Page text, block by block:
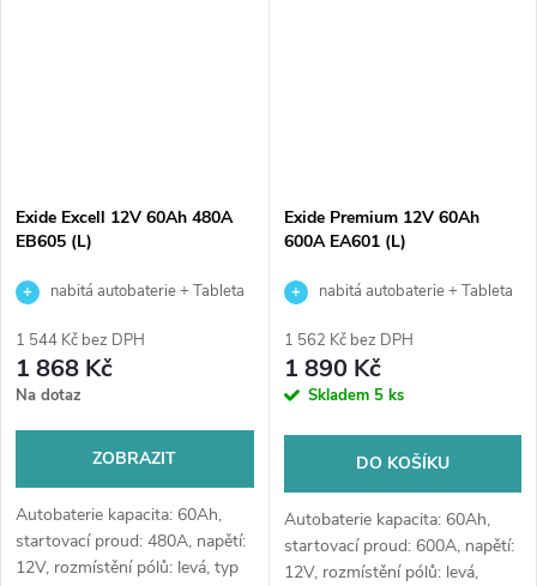
Exide Excell 12V 60Ah 480A
EB605 (L)
nabitá autobaterie + Tableta
výkup staré baterie při doručení
nebo v prodejně Jinočany
1 544 Kč bez DPH
1 868 Kč
Na dotaz
ZOBRAZIT
Autobaterie kapacita: 60Ah,
startovací proud: 480A, napětí:
12V, rozmístění pólů: levá, typ
Exide Premium 12V 60Ah
600A EA601 (L)
nabitá autobaterie + Tableta
výkup staré baterie při doručení
nebo v prodejně Jinočany
1 562 Kč bez DPH
1 890 Kč
Skladem 5 ks
DO KOŠÍKU
Autobaterie kapacita: 60Ah,
startovací proud: 600A, napětí:
12V, rozmístění pólů: levá,